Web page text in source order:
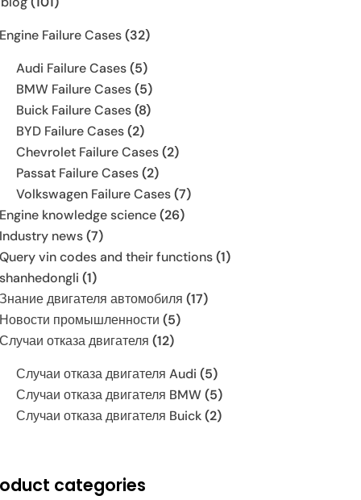
Engine Failure Cases(32)
Audi Failure Cases(5)
BMW Failure Cases(5)
Buick Failure Cases(8)
BYD Failure Cases(2)
Chevrolet Failure Cases(2)
Passat Failure Cases(2)
Volkswagen Failure Cases(7)
Engine knowledge science(26)
Industry news(7)
Query vin codes and their functions(1)
shanhedongli (1)
Знание двигателя автомобиля (17)
Новости промышленности (5)
Случаи отказа двигателя (12)
Случаи отказа двигателя Audi (5)
Случаи отказа двигателя BMW(5)
Случаи отказа двигателя Buick(2)
categories